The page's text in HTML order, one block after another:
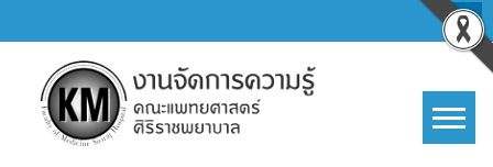
to
content